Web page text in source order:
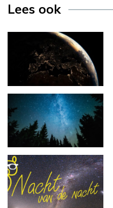
Lees ook